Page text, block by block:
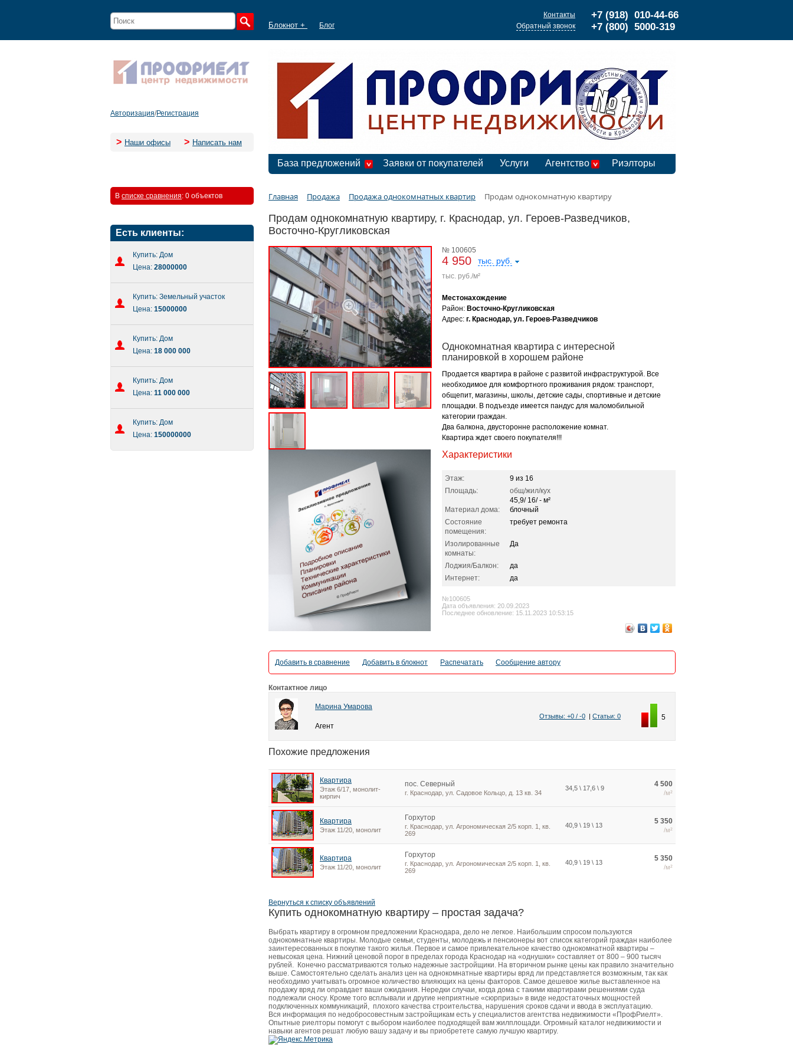
Блокнот + Блог
+7 (918) 010-44-66
+7 (800) 5000-319
Контакты
Обратный звонок
Авторизация/Регистрация
> Наши офисы > Написать нам
База предложений Заявки от покупателей Услуги Агентство Риэлторы
В списке сравнения: 0 объектов
Есть клиенты:
Купить: Дом
Цена: 28000000
Купить: Земельный участок
Цена: 15000000
Купить: Дом
Цена: 18 000 000
Купить: Дом
Цена: 11 000 000
Купить: Дом
Цена: 150000000
Главная Продажа Продажа однокомнатных квартир Продам однокомнатную квартиру
Продам однокомнатную квартиру, г. Краснодар, ул. Героев-Разведчиков,
Восточно-Кругликовская
№ 100605
4 950 тыс. руб.
тыс. руб./м²
Местонахождение
Район: Восточно-Кругликовская
Адрес: г. Краснодар, ул. Героев-Разведчиков
Однокомнатная квартира с интересной
планировкой в хорошем районе
Продается квартира в районе с развитой инфраструктурой. Все
необходимое для комфортного проживания рядом: транспорт,
общепит, магазины, школы, детские сады, спортивные и детские
площадки. В подъезде имеется пандус для маломобильной
категории граждан.
Два балкона, двусторонне расположение комнат.
Квартира ждет своего покупателя!!!
Характеристики
Этаж:
9 из 16
Площадь:
общ/жил/кух
45,9/ 16/ - м²
Материал дома:
блочный
Состояние
помещения:
требует ремонта
Изолированные
комнаты:
Да
Лоджия/Балкон:
да
Интернет:
да
№100605
Дата объявления: 20.09.2023
Последнее обновление: 15.11.2023 10:53:15
Добавить в сравнение Добавить в блокнот Распечатать Сообщение автору
Контактное лицо
Марина Умарова
Агент
Отзывы: +0 / -0 | Статьи: 0 5
Похожие предложения
Квартира
Этаж 6/17, монолит-
кирпич
пос. Северный
г. Краснодар, ул. Садовое Кольцо, д. 13 кв. 34
34,5 \ 17,6 \ 9 4 500
/м²
Квартира
Этаж 11/20, монолит
Горхутор
г. Краснодар, ул. Агрономическая 2/5 корп. 1, кв.
269
40,9 \ 19 \ 13 5 350
/м²
Квартира
Этаж 11/20, монолит
Горхутор
г. Краснодар, ул. Агрономическая 2/5 корп. 1, кв.
269
40,9 \ 19 \ 13 5 350
/м²
Вернуться к списку объявлений
Купить однокомнатную квартиру – простая задача?
Выбрать квартиру в огромном предложении Краснодара, дело не легкое. Наибольшим спросом пользуются
однокомнатные квартиры. Молодые семьи, студенты, молодежь и пенсионеры вот список категорий граждан наиболее
заинтересованных в покупке такого жилья. Первое и самое привлекательное качество однокомнатной квартиры –
невысокая цена. Нижний ценовой порог в пределах города Краснодар на «однушки» составляет от 800 – 900 тысяч
рублей. Конечно рассматриваются только надежные застройщики. На вторичном рынке цены как правило значительно
выше. Самостоятельно сделать анализ цен на однокомнатные квартиры вряд ли представляется возможным, так как
необходимо учитывать огромное количество влияющих на цены факторов. Самое дешевое жилье выставленное на
продажу вряд ли оправдает ваши ожидания. Нередки случаи, когда дома с такими квартирами решениями суда
подлежали сносу. Кроме того всплывали и другие неприятные «сюрпризы» в виде недостаточных мощностей
подключенных коммуникаций, плохого качества строительства, нарушения сроков сдачи и ввода в эксплуатацию.
Вся информация по недобросовестным застройщикам есть у специалистов агентства недвижимости «ПрофРиелт».
Опытные риелторы помогут с выбором наиболее подходящей вам жилплощади. Огромный каталог недвижимости и
навыки агентов решат любую вашу задачу и вы приобретете самую лучшую квартиру.